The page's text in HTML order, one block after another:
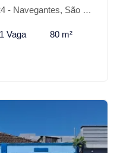
São Lourenço do Sul-RS
1 Vaga 80 m²